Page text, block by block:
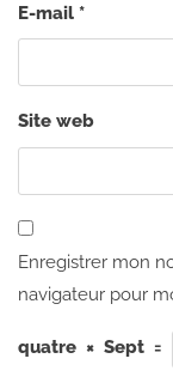
E-mail *
Site web
Enregistrer mon
navigateur pour
quatre × Sept =